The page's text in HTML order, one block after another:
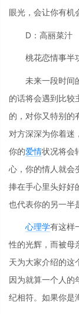
眼光，会让你有机
D：高丽菜汁
桃花恋情事半
未来一段时间
的话将会遇到比较
的，对你又特别的
对方深深为你着迷
你的爱情状况将会
心，你的情人就会
捧在手心里头好好
也代表你的另一半
心理学有这样
性的光辉，而被母
天为大家介绍的这
因为就算一个人的
纪相符。如果你是